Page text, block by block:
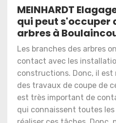
MEINHARDT
qui peut s'occuper
arbres à
Les branches des arbres
contact avec les
constructions. Donc, il est
des travaux de coupe de
est très important de
qui connaissent toutes